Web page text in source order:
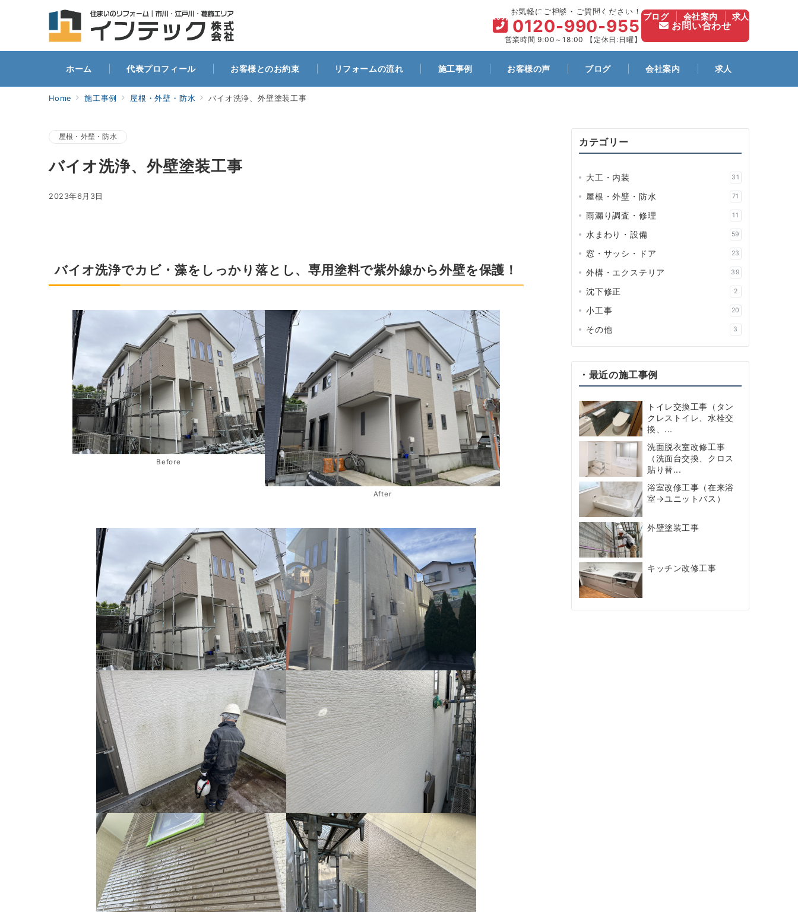
お気軽にご相談・ご質問ください！
0120-990-955
営業時間 9:00～18:00 【定休日:日曜】
お問い合わせ
ホーム 代表プロフィール お客様とのお約束 リフォームの流れ 施工事例 お客様の声 ブログ 会社案内 求人
リフォームの流れ 施工事例 お客様の声 ブログ 会社案内 求人
Home 施工事例 屋根・外壁・防水 バイオ洗浄、外壁塗装工事
屋根・外壁・防水
バイオ洗浄、外壁塗装工事
2023年6月3日
バイオ洗浄でカビ・藻をしっかり落とし、専用塗料で紫外線から外壁を保護！
Before
After
カテゴリー
大工・内装 31
屋根・外壁・防水 71
雨漏り調査・修理 11
水まわり・設備 59
窓・サッシ・ドア 23
外構・エクステリア 39
沈下修正 2
小工事 20
その他 3
・最近の施工事例
トイレ交換工事（タン
クレストイレ、水栓交
換、...
洗面脱衣室改修工事
（洗面台交換、クロス
貼り替...
浴室改修工事（在来浴
室→ユニットバス）
外壁塗装工事
キッチン改修工事